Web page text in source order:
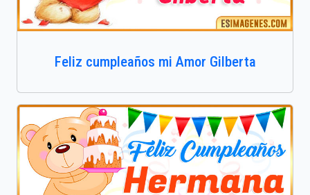
Feliz cumpleaños mi Amor Gilberta